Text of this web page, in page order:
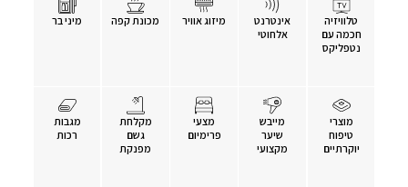
טלוויזיה
חכמה עם
נטפליקס
אינטרנט
אלחוטי
מיזוג אוויר מכונת קפה מיני בר
יוקרתיים
מקצועי
פרימיום
מקלחת
מפנקת